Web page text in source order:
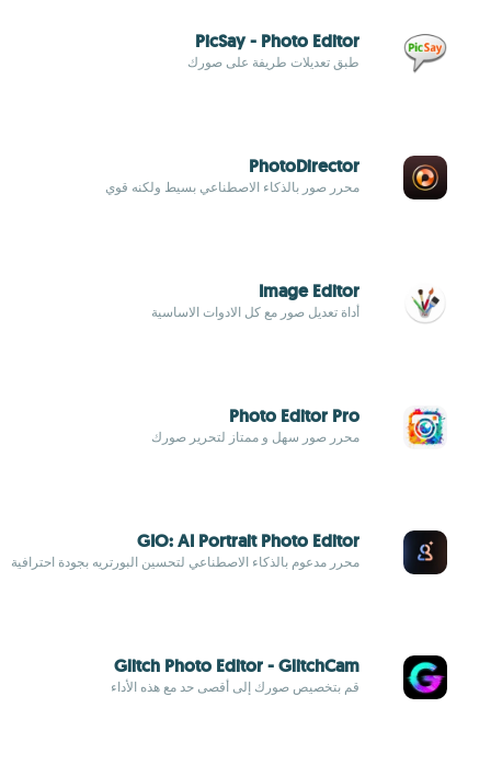
PicSay - Photo Editor
طبق تعديلات طريفة على صورك
PhotoDirector
محرر صور بالذكاء الاصطناعي بسيط ولكنه قوي
Image Editor
أداة تعديل صور مع كل الادوات الاساسية
Photo Editor Pro
محرر صور سهل و ممتاز لتحرير صورك
GIO: AI Portrait Photo Editor
محرر مدعوم بالذكاء الاصطناعي لتحسين البورتريه بجودة احترافية
Glitch Photo Editor - GlitchCam
قم بتخصيص صورك إلى أقصى حد مع هذه الأداء